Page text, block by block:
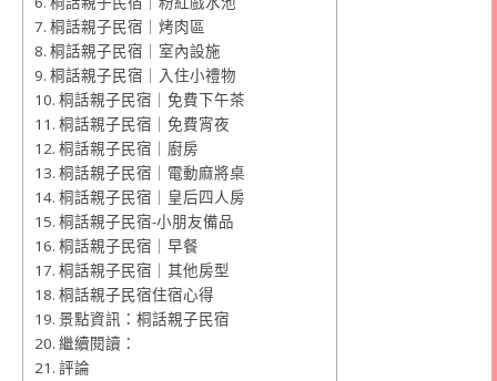
桐話親子民宿｜烤肉區
桐話親子民宿｜室內設施
桐話親子民宿｜入住小禮物
桐話親子民宿｜免費下午茶
桐話親子民宿｜免費宵夜
桐話親子民宿｜廚房
桐話親子民宿｜電動麻將桌
桐話親子民宿｜皇后四人房
桐話親子民宿-小朋友備品
桐話親子民宿｜早餐
桐話親子民宿｜其他房型
桐話親子民宿住宿心得
景點資訊：桐話親子民宿
繼續閱讀：
評論